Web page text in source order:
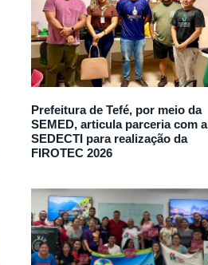
Prefeitura de Tefé, por meio da
SEMED, articula parceria com a
SEDECTI para realização da
FIROTEC 2026